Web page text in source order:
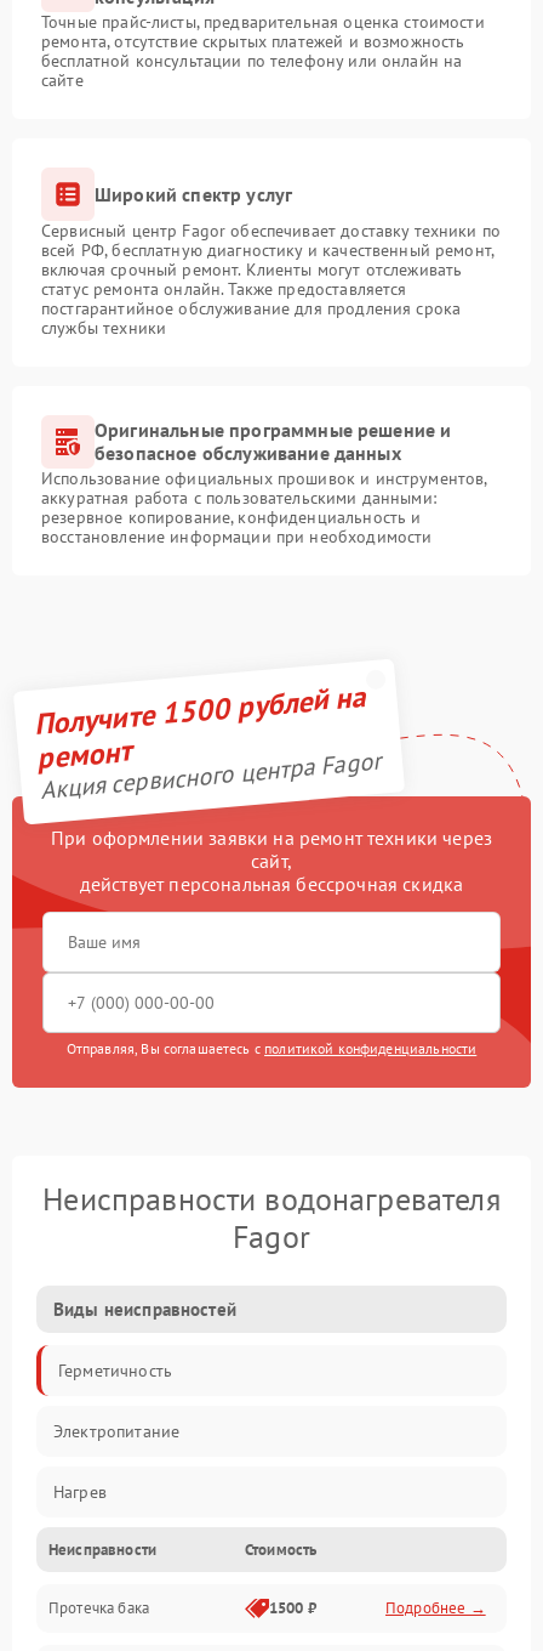
Точные прайс-листы, предварительная оценка стоимости
ремонта, отсутствие скрытых платежей и возможность
бесплатной консультации по телефону или онлайн на
сайте
Широкий спектр услуг
Сервисный центр Fagor обеспечивает доставку техники по
всей РФ, бесплатную диагностику и качественный ремонт,
включая срочный ремонт. Клиенты могут отслеживать
статус ремонта онлайн. Также предоставляется
постгарантийное обслуживание для продления срока
службы техники
Оригинальные программные решение и
безопасное обслуживание данных
Использование официальных прошивок и инструментов,
аккуратная работа с пользовательскими данными:
резервное копирование, конфиденциальность и
восстановление информации при необходимости
Получите 1500 рублей на
ремонт
Акция сервисного центра Fagor
При оформлении заявки на ремонт техники через
сайт,
действует персональная бессрочная скидка
Отправляя, Вы соглашаетесь с политикой конфиденциальности
Неисправности водонагревателя
Fagor
Виды неисправностей
Герметичность
Электропитание
Нагрев
Датчики
Механика
Неисправности Стоимость
Протечка бака 1500 ₽ Подробнее →